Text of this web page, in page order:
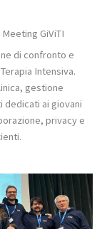
GiViTI
di confronto e
Intensiva.
gestione
ai giovani
privacy e